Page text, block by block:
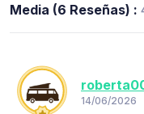
Media (6 Reseñas) :
14/06/2026